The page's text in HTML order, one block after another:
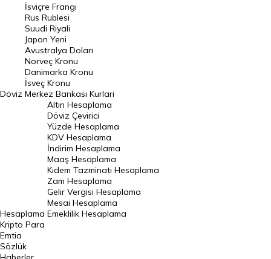
Riyal Kuru
Avustralya Doları
Danimarka Kronu Kuru
Kanada Doları Kuru
Norveç Kronu Kuru
İsveç Kronu Kuru
Japon Yeni Kuru
Serbest Piyasa Döviz Kurları
Merkez Bankası Döviz Kurları
Altın Fiyatları
Gram Altın Fiyatı
Çeyrek Altın Fiyatı
Döviz
İsviçre Frangı
Rus Rublesi
Suudi Riyali
Japon Yeni
Avustralya Doları
Norveç Kronu
Danimarka Kronu
İsveç Kronu
Merkez Bankası Kurlari
Hesaplama
Altın Hesaplama
Döviz Çevirici
Yüzde Hesaplama
KDV Hesaplama
İndirim Hesaplama
Maaş Hesaplama
Kıdem Tazminatı Hesaplama
Zam Hesaplama
Gelir Vergisi Hesaplama
Mesai Hesaplama
Emeklilik Hesaplama
Kripto Para
Emtia
Sözlük